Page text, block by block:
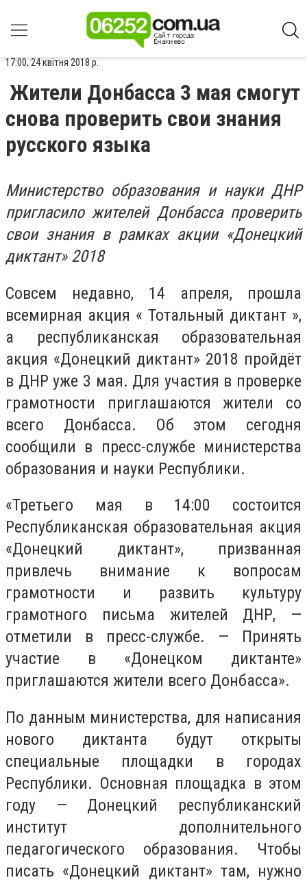
17:00, 24 квітня 2018 р.
Жители Донбасса 3 мая смогут
снова проверить свои знания
русского языка
Министерство образования и науки ДНР
пригласило жителей Донбасса проверить
свои знания в рамках акции «Донецкий
диктант» 2018
Совсем недавно, 14 апреля, прошла
всемирная акция « Тотальный диктант »,
а республиканская образовательная
акция «Донецкий диктант» 2018 пройдёт
в ДНР уже 3 мая. Для участия в проверке
грамотности приглашаются жители со
всего Донбасса. Об этом сегодня
сообщили в пресс-службе министерства
образования и науки Республики.
«Третьего мая в 14:00 состоится
Республиканская образовательная акция
«Донецкий диктант», призванная
привлечь внимание к вопросам
грамотности и развить культуру
грамотного письма жителей ДНР, —
отметили в пресс-службе. — Принять
участие в «Донецком диктанте»
приглашаются жители всего Донбасса».
По данным министерства, для написания
нового диктанта будут открыты
специальные площадки в городах
Республики. Основная площадка в этом
году — Донецкий республиканский
институт дополнительного
педагогического образования. Чтобы
писать «Донецкий диктант» там, нужно